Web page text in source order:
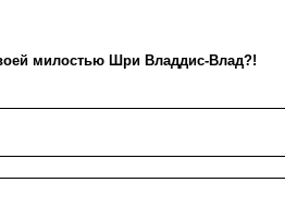
милостью Шри Владдис-Влад?!